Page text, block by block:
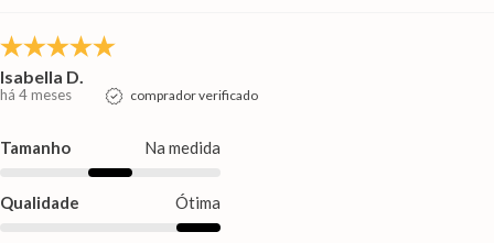
Isabella D.
há 4 meses comprador verificado
Tamanho Na medida
Qualidade Ótima